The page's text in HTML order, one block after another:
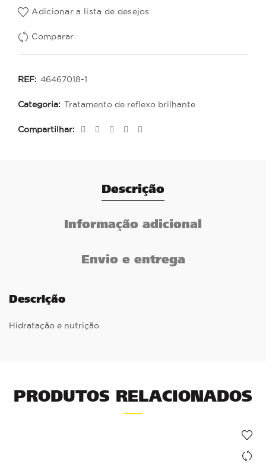
Adicionar a lista de desejos
Comparar
REF: 46467018-1
Categoria: Tratamento de reflexo brilhante
Compartilhar
Descrição
Informação adicional
Envio e entrega
Descrição
Hidratação e nutrição.
PRODUTOS RELACIONADOS